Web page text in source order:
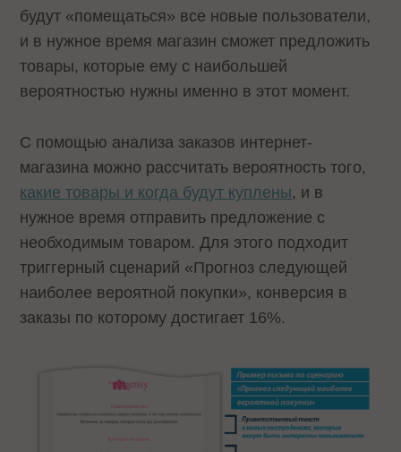
будут «помещаться» все новые пользователи,
и в нужное время магазин сможет предложить
товары, которые ему с наибольшей
вероятностью нужны именно в этот момент.
C помощью анализа заказов интернет-
магазина можно рассчитать вероятность того,
какие товары и когда будут куплены, и в
нужное время отправить предложение с
необходимым товаром. Для этого подходит
триггерный сценарий «Прогноз следующей
наиболее вероятной покупки», конверсия в
заказы по которому достигает 16%.